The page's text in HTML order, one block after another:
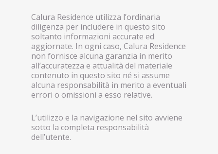
Calura Residence utilizza l’ordinaria
diligenza per includere in questo sito
soltanto informazioni accurate ed
aggiornate. In ogni caso, Calura Residence
non fornisce alcuna garanzia in merito
all’accuratezza e attualità del materiale
contenuto in questo sito né si assume
alcuna responsabilità in merito a eventuali
errori o omissioni a esso relative.
L’utilizzo e la navigazione nel sito avviene
sotto la completa responsabilità
dell’utente.